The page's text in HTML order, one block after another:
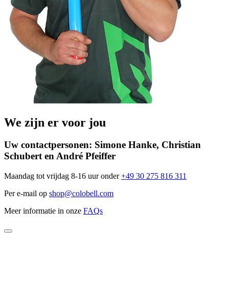
We zijn er voor jou
Uw contactpersonen: Simone Hanke, Christian
Schubert en André Pfeiffer
Maandag tot vrijdag 8-16 uur onder+49 30 275 816 311
Per e-mail op shop@colobell.com
Meer informatie in onze FAQs